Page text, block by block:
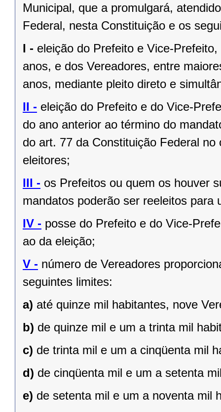
Municipal, que a promulgará,
Federal, nesta Constituição e os
I - eleição do Prefeito e Vice-
anos, e dos Vereadores, entre
anos, mediante pleito direto e
II - eleição do Prefeito e do Vice-
do ano anterior ao término do
do art. 77 da Constituição Federal
eleitores;
III - os Prefeitos ou quem os houver
mandatos poderão ser reeleitos para
IV - posse do Prefeito e do Vice-
ao da eleição;
V - número de Vereadores
seguintes limites:
a) até quinze mil habitantes, nove
b) de quinze mil e um a trinta mil
c) de trinta mil e um a cinqüenta mil
d) de cinqüenta mil e um a setenta
e) de setenta mil e um a noventa mil